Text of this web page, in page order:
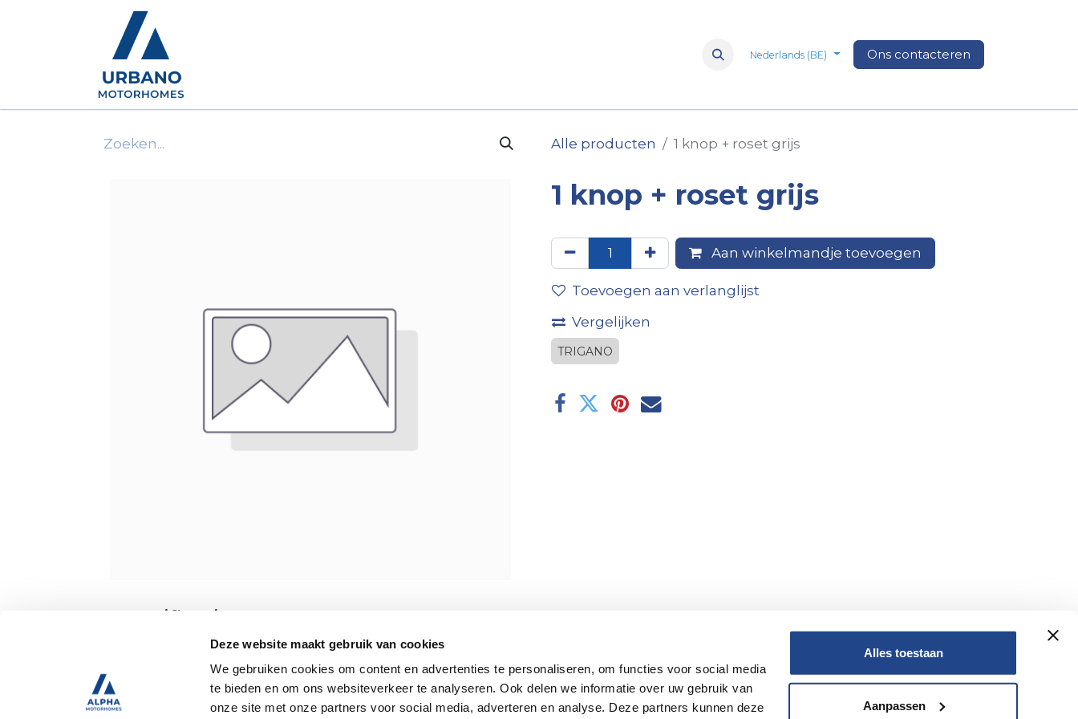
Deze website maakt gebruik van cookies
We gebruiken cookies om content en advertenties te personaliseren, om functies voor social media
te bieden en om ons websiteverkeer te analyseren. Ook delen we informatie over uw gebruik van
onze site met onze partners voor social media, adverteren en analyse. Deze partners kunnen deze
Alles toestaan
Aanpassen
Merken Over Ons Media Veelgestelde vragen
Nederlands (BE) Ons contacteren
Alle producten 1 knop + roset grijs
1 knop + roset grijs
Aan winkelmandje toevoegen
Toevoegen aan verlanglijst
Vergelijken
TRIGANO
Specificaties
Tweedehands Nee
Nee